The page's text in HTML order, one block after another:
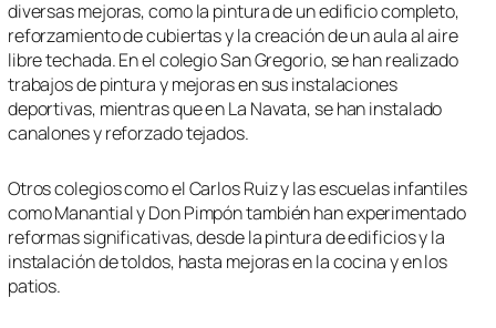
diversas mejoras, como la pintura de un edificio completo,
reforzamiento de cubiertas y la creación de un aula al aire
libre techada. En el colegio San Gregorio, se han realizado
trabajos de pintura y mejoras en sus instalaciones
deportivas, mientras que en La Navata, se han instalado
canalones y reforzado tejados.
Otros colegios como el Carlos Ruiz y las escuelas infantiles
como Manantial y Don Pimpón también han experimentado
reformas significativas, desde la pintura de edificios y la
instalación de toldos, hasta mejoras en la cocina y en los
patios.